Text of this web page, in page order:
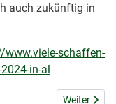
auch zukünftig in
www.viele-schaffen-
in-al
Nächster
Weiter